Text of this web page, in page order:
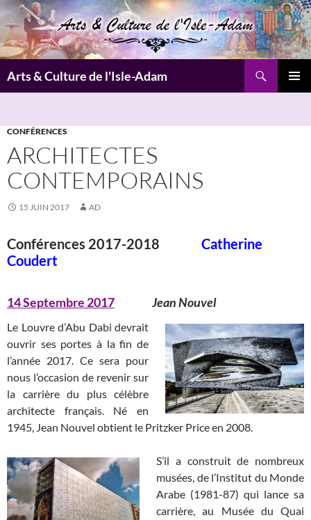
Aller
au
contenu
Arts & Culture de l'Isle-Adam
CONFÉRENCES
ARCHITECTES
CONTEMPORAINS
15 JUIN 2017 AD
Conférences 2017-2018
Catherine
Coudert
14 Septembre 2017 Jean Nouvel
Le Louvre d’Abu Dabi devrait
ouvrir ses portes à la fin de
l’année 2017. Ce sera pour
nous l’occasion de revenir sur
la carrière du plus célèbre
architecte français. Né en
1945, Jean Nouvel obtient le Pritzker Price en 2008.
S’il a construit de nombreux
musées, de l’Institut du Monde
Arabe (1981-87) qui lance sa
carrière, au Musée du Quai